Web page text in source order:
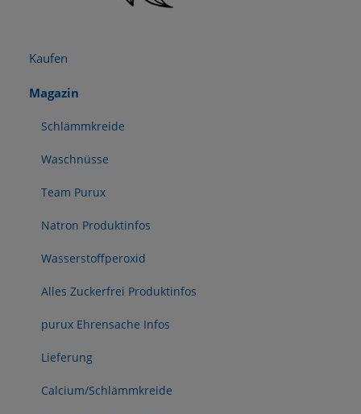
Kaufen
Magazin
Schlämmkreide
Waschnüsse
Team Purux
Natron Produktinfos
Wasserstoffperoxid
Alles Zuckerfrei Produktinfos
purux Ehrensache Infos
Lieferung
Calcium/Schlämmkreide